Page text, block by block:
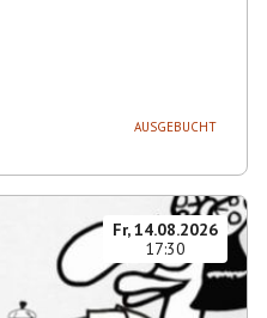
AUSGEBUCHT
Fr, 14.08.2026
17:30